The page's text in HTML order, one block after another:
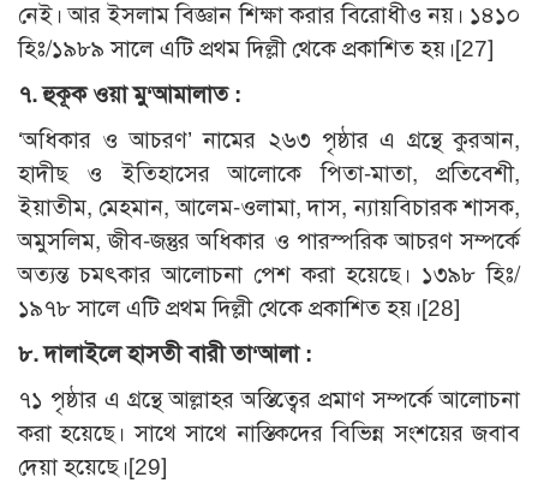
নেই। আর ইসলাম বিজ্ঞান শিক্ষা করার বিরোধীও নয়। ১৪১০
হিঃ/১৯৮৯ সালে এটি প্রথম দিল্লী থেকে প্রকাশিত হয়।[27]
৭. হুকূক ওয়া মু‘আমালাত :
‘অধিকার ও আচরণ’ নামের ২৬৩ পৃষ্ঠার এ গ্রন্থে কুরআন,
হাদীছ ও ইতিহাসের আলোকে পিতা-মাতা, প্রতিবেশী,
ইয়াতীম, মেহমান, আলেম-ওলামা, দাস, ন্যায়বিচারক শাসক,
অমুসলিম, জীব-জন্তুর অধিকার ও পারস্পরিক আচরণ সম্পর্কে
অত্যন্ত চমৎকার আলোচনা পেশ করা হয়েছে। ১৩৯৮ হিঃ/
১৯৭৮ সালে এটি প্রথম দিল্লী থেকে প্রকাশিত হয়।[28]
৮. দালাইলে হাসতী বারী তা‘আলা :
৭১ পৃষ্ঠার এ গ্রন্থে আল্লাহর অস্তিত্বের প্রমাণ সম্পর্কে আলোচনা
করা হয়েছে। সাথে সাথে নাস্তিকদের বিভিন্ন সংশয়ের জবাব
দেয়া হয়েছে।[29]